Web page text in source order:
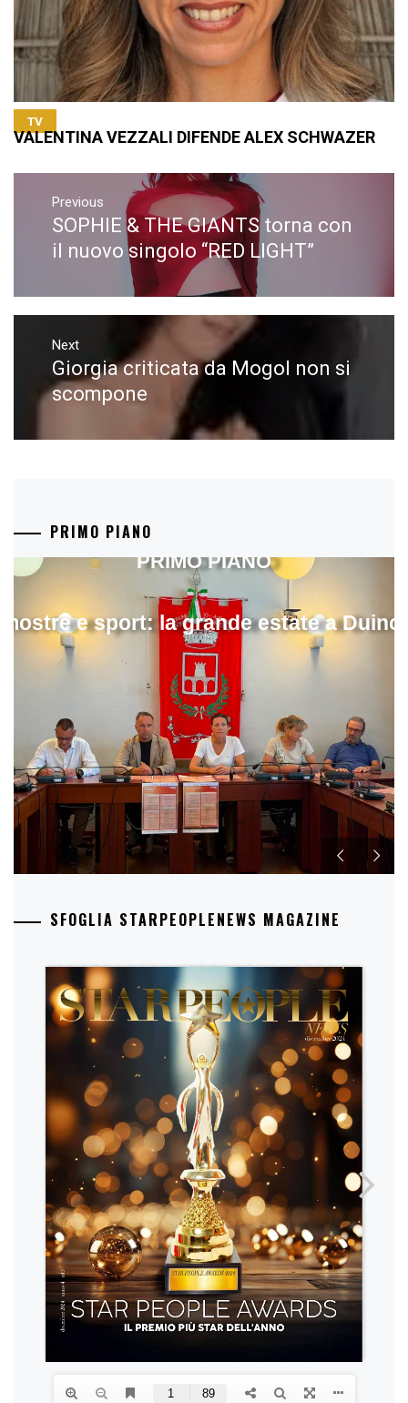
TV
VALENTINA VEZZALI DIFENDE ALEX SCHWAZER
Navigazione
articoli
Previous
Previous
post:
SOPHIE & THE GIANTS torna con
il nuovo singolo “RED LIGHT”
Next
Next
post:
Giorgia criticata da Mogol non si
scompone
PRIMO PIANO
e sport: la grande estate a
PRIMO PIANO
SFOGLIA STARPEOPLENEWS MAGAZINE